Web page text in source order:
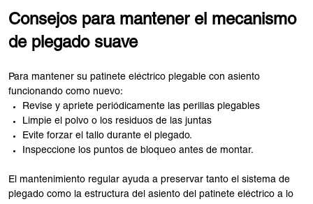
Consejos para mantener el mecanismo
de plegado suave
Para mantener su patinete eléctrico plegable con asiento
funcionando como nuevo:
Revise y apriete periódicamente las perillas plegables
Limpie el polvo o los residuos de las juntas
Evite forzar el tallo durante el plegado.
Inspeccione los puntos de bloqueo antes de montar.
El mantenimiento regular ayuda a preservar tanto el sistema de
plegado como la estructura del asiento del patinete eléctrico a lo